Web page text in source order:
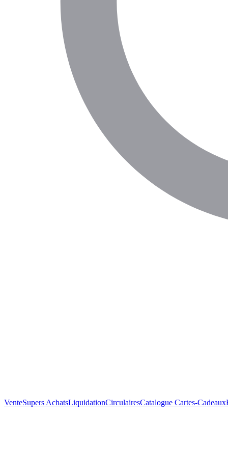
VenteSupers AchatsLiquidationCirculairesCatalogue Cartes-Cadeaux